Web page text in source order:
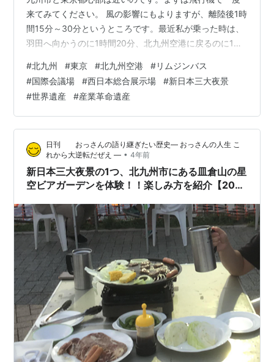
来てみてください。 風の影響にもよりますが、離陸後1時
間15分～30分というところです。最近私が乗った時は、
羽田へ向かうのに1時間20分、北九州空港に戻るのに1時
イヤー/ANAとJALが就航しています。私はスターフライ
ヤーの機体とサービスが大好きです。ビジネスクラスの
ようなシートで快適だし、ブラックコーヒーを選ぶと付
けてくれるチョコも大好き。お土産品もクールです。 夜
遅い便があるのもビジネスパーソンには嬉しいと思いま
す。2022年9月の時点…
#北九州 #東京 #北九州空港 #リムジンバス
#国際会議場 #西日本総合展示場 #新日本三大夜景
#世界遺産 #産業革命遺産
日刊 おっさんの語り継ぎたい歴史― おっさんの人生 こ
れから大逆転だぜえ ― • 4年前
新日本三大夜景の1つ、北九州市にある皿倉山の星
空ビアガーデンを体験！！楽しみ方を紹介【2022